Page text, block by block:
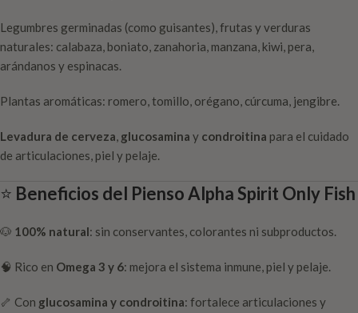
Legumbres germinadas (como guisantes), frutas y verduras
naturales: calabaza, boniato, zanahoria, manzana, kiwi, pera,
arándanos y espinacas.
Plantas aromáticas: romero, tomillo, orégano, cúrcuma, jengibre.
Levadura de cerveza, glucosamina y condroitina para el cuidado
de articulaciones, piel y pelaje.
⭐ Beneficios del Pienso Alpha Spirit Only Fish
🐶 100% natural: sin conservantes, colorantes ni subproductos.
🧠 Rico en Omega 3 y 6: mejora el sistema inmune, piel y pelaje.
🦴 Con glucosamina y condroitina: fortalece articulaciones y